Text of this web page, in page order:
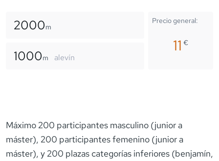
2000m
1000m alevín
Precio general:
11€
Máximo 200 participantes masculino (junior a
máster), 200 participantes femenino (junior a
máster), y 200 plazas categorías inferiores (benjamín,